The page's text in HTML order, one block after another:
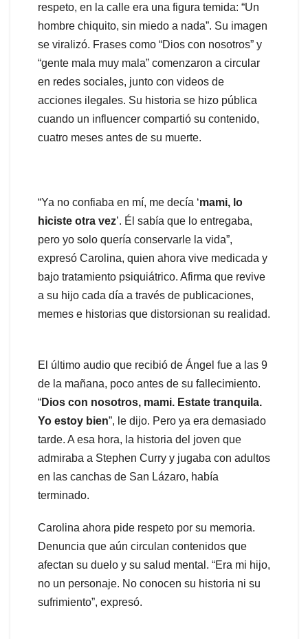
respeto, en la calle era una figura temida: “Un
hombre chiquito, sin miedo a nada”. Su imagen
se viralizó. Frases como “Dios con nosotros” y
“gente mala muy mala” comenzaron a circular
en redes sociales, junto con videos de
acciones ilegales. Su historia se hizo pública
cuando un influencer compartió su contenido,
cuatro meses antes de su muerte.
“Ya no confiaba en mí, me decía ‘mami, lo
hiciste otra vez’. Él sabía que lo entregaba,
pero yo solo quería conservarle la vida”,
expresó Carolina, quien ahora vive medicada y
bajo tratamiento psiquiátrico. Afirma que revive
a su hijo cada día a través de publicaciones,
memes e historias que distorsionan su realidad.
El último audio que recibió de Ángel fue a las 9
de la mañana, poco antes de su fallecimiento.
“Dios con nosotros, mami. Estate tranquila.
Yo estoy bien”, le dijo. Pero ya era demasiado
tarde. A esa hora, la historia del joven que
admiraba a Stephen Curry y jugaba con adultos
en las canchas de San Lázaro, había
terminado.
Carolina ahora pide respeto por su memoria.
Denuncia que aún circulan contenidos que
afectan su duelo y su salud mental. “Era mi hijo,
no un personaje. No conocen su historia ni su
sufrimiento”, expresó.